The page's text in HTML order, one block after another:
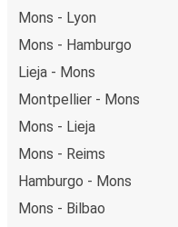
Mons - Lyon
Mons - Hamburgo
Lieja - Mons
Montpellier - Mons
Mons - Lieja
Mons - Reims
Hamburgo - Mons
Mons - Bilbao